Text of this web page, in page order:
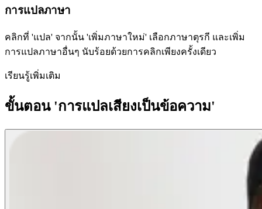
การแปลภาษา
คลิกที่ 'แปล' จากนั้น 'เพิ่มภาษาใหม่' เลือกภาษาตุรกี และเพิ่ม
การแปลภาษาอื่นๆ นับร้อยด้วยการคลิกเพียงครั้งเดียว
เรียนรู้เพิ่มเติม
ขั้นตอน 'การแปลเสียงเป็นข้อความ'